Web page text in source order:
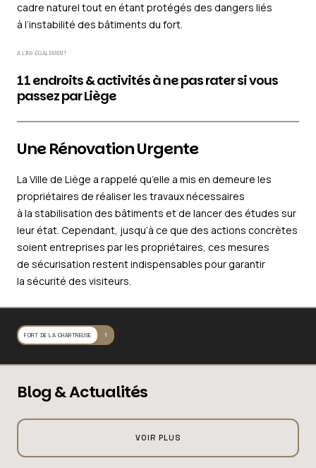
cadre naturel tout en étant protégés des dangers liés
à l’instabilité des bâtiments du fort.
A LIRE ÉGALEMENT
11 endroits & activités à ne pas rater si vous
passez par Liège
Une Rénovation Urgente
La Ville de Liège a rappelé qu’elle a mis en demeure les
propriétaires de réaliser les travaux nécessaires
à la stabilisation des bâtiments et de lancer des études sur
leur état. Cependant, jusqu’à ce que des actions concrètes
soient entreprises par les propriétaires, ces mesures
de sécurisation restent indispensables pour garantir
la sécurité des visiteurs.
FORT DE LA CHARTREUSE 1
Blog & Actualités
VOIR PLUS